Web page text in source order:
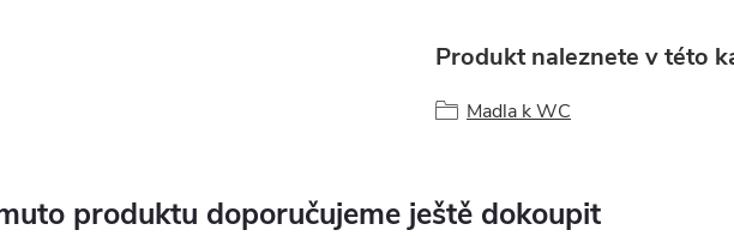
Produkt naleznete v této
Madla k WC
produktu doporučujeme ještě dokoupit